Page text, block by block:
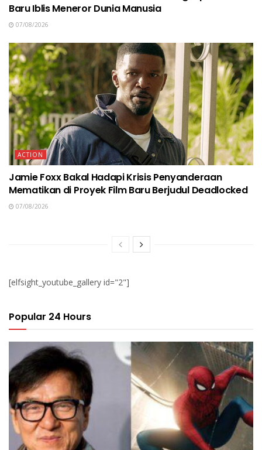
Baru Iblis Meneror Dunia Manusia
07/08/2026
ACTION
Jamie Foxx Bakal Hadapi Krisis Penyanderaan
Mematikan di Proyek Film Baru Berjudul Deadlocked
07/08/2026
[elfsight_youtube_gallery id="2"]
Popular 24 Hours